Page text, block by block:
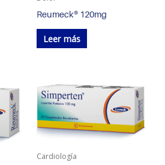
Reumeck® 120mg
Leer más
Cardiología